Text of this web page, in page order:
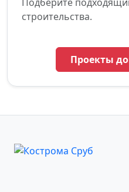
строительства.
Проекты